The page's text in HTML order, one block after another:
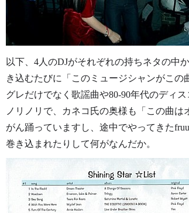
以下、4人のDJがそれぞれの持ちネタの中
き込むたびに「このミュージシャンがこ
グレだけでなく歌謡曲や80-90年代のディ
ノリノリで、カネコ氏の奥様も「この曲
がん踊っていますし、途中でやってきた
巻き込まれたりして何がなんだか。